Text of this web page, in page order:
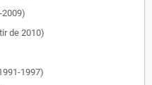
2009)
de 2010)
1997)